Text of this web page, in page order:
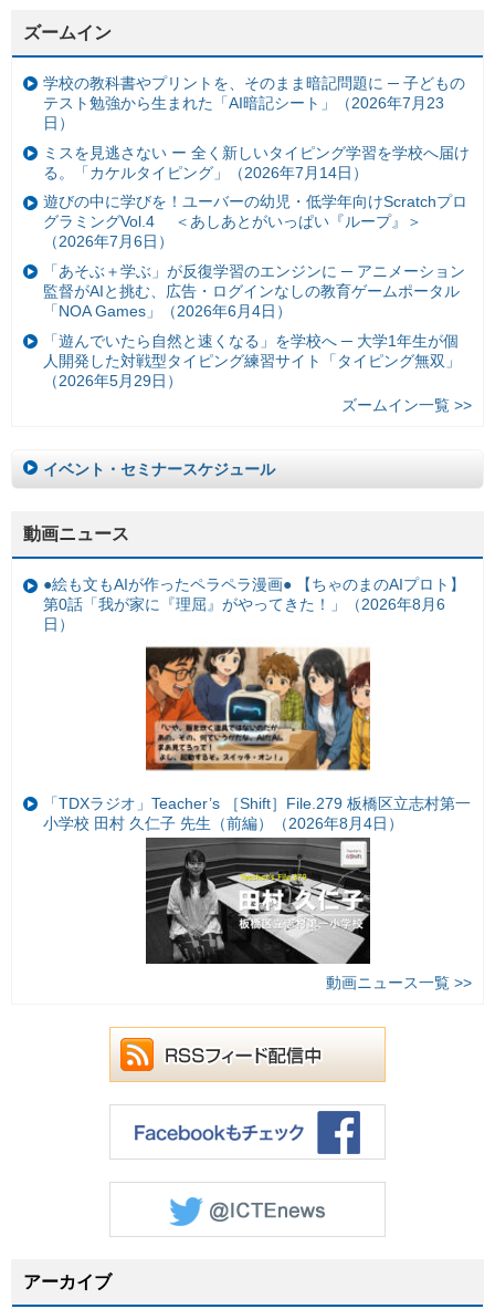
ズームイン
学校の教科書やプリントを、そのまま暗記問題に ─ 子どもの
テスト勉強から生まれた「AI暗記シート」（2026年7月23
日）
ミスを見逃さない ー 全く新しいタイピング学習を学校へ届け
る。「カケルタイピング」（2026年7月14日）
遊びの中に学びを！ユーバーの幼児・低学年向けScratchプロ
グラミングVol.4 ＜あしあとがいっぱい『ループ』＞
（2026年7月6日）
「あそぶ＋学ぶ」が反復学習のエンジンに ─ アニメーション
監督がAIと挑む、広告・ログインなしの教育ゲームポータル
「NOA Games」（2026年6月4日）
「遊んでいたら自然と速くなる」を学校へ ─ 大学1年生が個
人開発した対戦型タイピング練習サイト「タイピング無双」
（2026年5月29日）
ズームイン一覧 >>
イベント・セミナースケジュール
動画ニュース
●絵も文もAIが作ったペラペラ漫画● 【ちゃのまのAIプロト】
第0話「我が家に『理屈』がやってきた！」（2026年8月6
日）
「TDXラジオ」Teacher’s ［Shift］File.279 板橋区立志村第一
小学校 田村 久仁子 先生（前編）（2026年8月4日）
動画ニュース一覧 >>
アーカイブ